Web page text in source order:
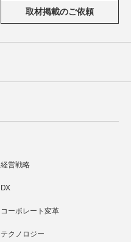
取材掲載のご依頼
経営戦略
DX
コーポレート変革
テクノロジー